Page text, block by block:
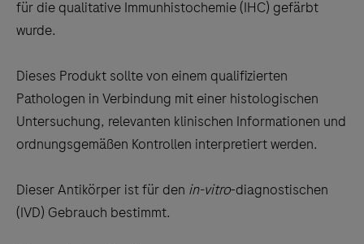
für die qualitative Immunhistochemie (IHC) gefärbt
wurde.
Dieses Produkt sollte von einem qualifizierten
Pathologen in Verbindung mit einer histologischen
Untersuchung, relevanten klinischen Informationen und
ordnungsgemäßen Kontrollen interpretiert werden.
Dieser Antikörper ist für den in-vitro-diagnostischen
(IVD) Gebrauch bestimmt.